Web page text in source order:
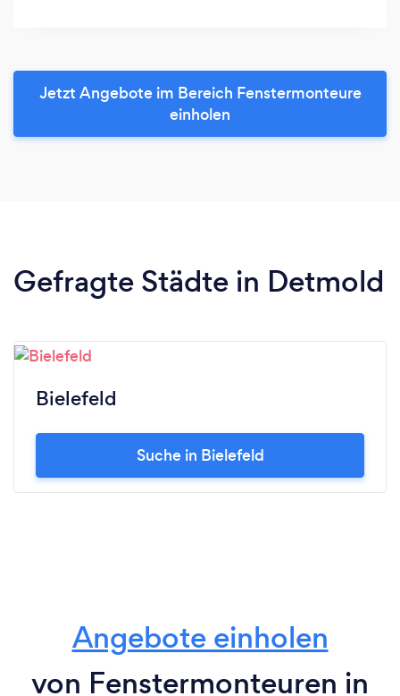
Jetzt Angebote im Bereich Fenstermonteure
einholen
Gefragte Städte in Detmold
Bielefeld
Suche in Bielefeld
Angebote einholen
von Fenstermonteuren in